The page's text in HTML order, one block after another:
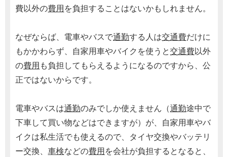
費以外の費用を負担することはないかもしれません。
なぜならば、電車やバスで通勤する人は交通費だけに
もかかわらず、自家用車やバイクを使うと交通費以外
の費用 も負担してもらえるようになるのですから、公
正ではないからです。
電車やバスは通勤のみでしか使えません（通勤途中で
下車して買い物などはできますが）が、自家用車やバ
イクは私生活でも使えるので、タイヤ交換やバッテリ
ー交換、 車検などの費用を会社が負担するとなると、